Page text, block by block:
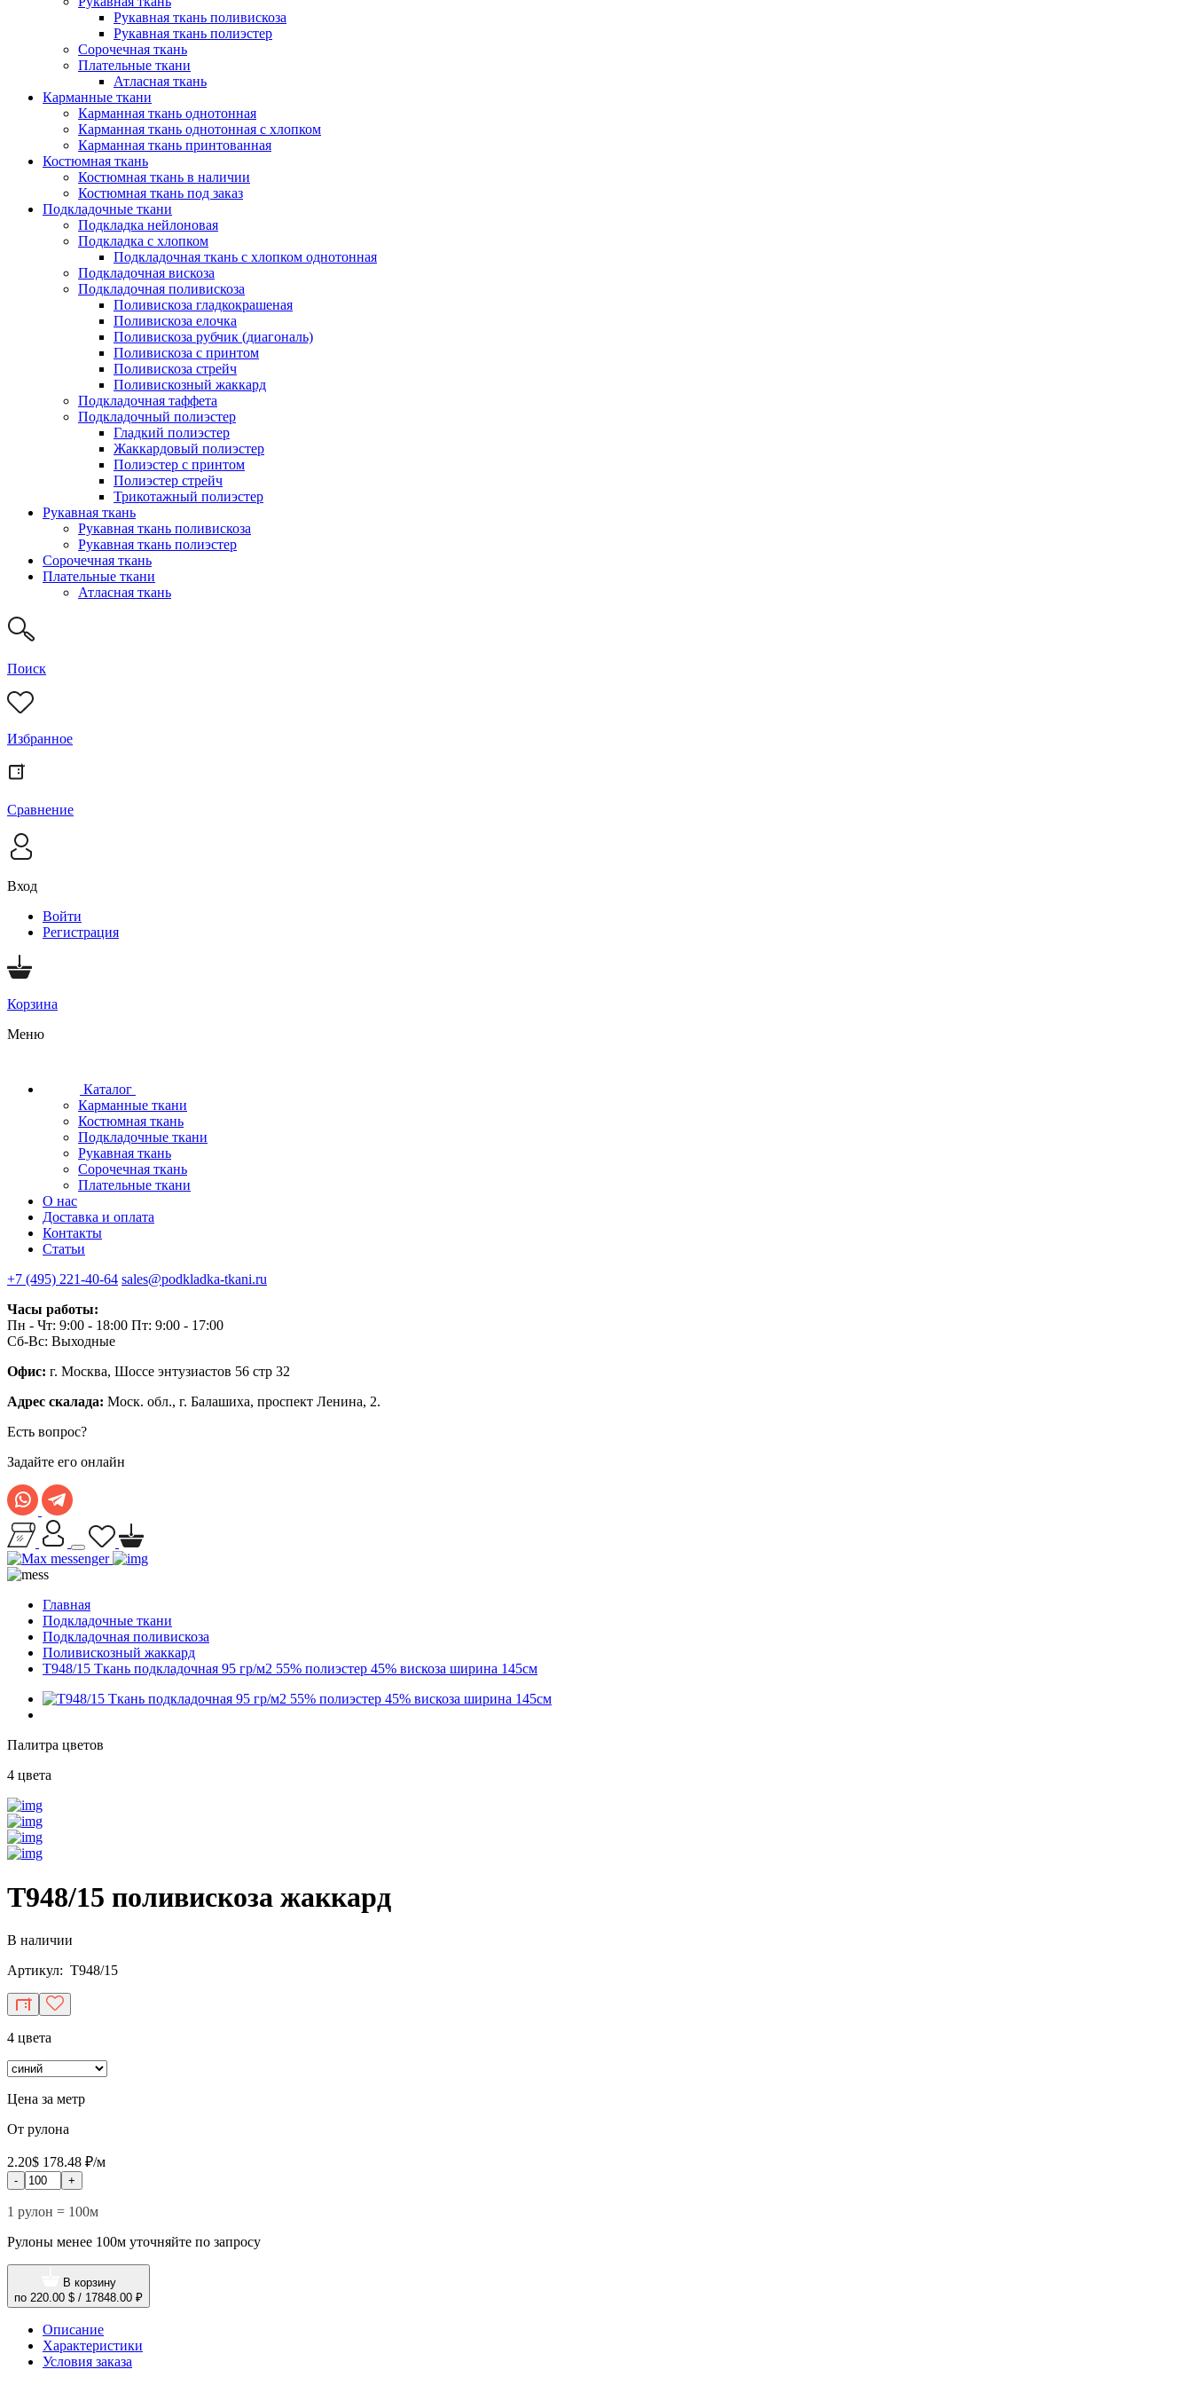
Рукавная ткань поливискоза
Рукавная ткань полиэстер
Сорочечная ткань
Плательные ткани
Атласная ткань
Карманные ткани
Карманная ткань однотонная
Карманная ткань однотонная с хлопком
Карманная ткань принтованная
Костюмная ткань
Костюмная ткань в наличии
Костюмная ткань под заказ
Подкладочные ткани
Подкладка нейлоновая
Подкладка с хлопком
Подкладочная ткань с хлопком однотонная
Подкладочная вискоза
Подкладочная поливискоза
Поливискоза гладкокрашеная
Поливискоза елочка
Поливискоза рубчик (диагональ)
Поливискоза с принтом
Поливискоза стрейч
Поливискозный жаккард
Подкладочная таффета
Подкладочный полиэстер
Гладкий полиэстер
Жаккардовый полиэстер
Полиэстер с принтом
Полиэстер стрейч
Трикотажный полиэстер
Рукавная ткань
Рукавная ткань поливискоза
Рукавная ткань полиэстер
Сорочечная ткань
Плательные ткани
Атласная ткань
Поиск
Избранное
Сравнение
Вход
Войти
Регистрация
Корзина
Меню
Каталог
Карманные ткани
Костюмная ткань
Подкладочные ткани
Рукавная ткань
Сорочечная ткань
Плательные ткани
О нас
Доставка и оплата
Контакты
Статьи
+7 (495) 221-40-64 sales@podkladka-tkani.ru
Часы работы:
Пн - Чт: 9:00 - 18:00 Пт: 9:00 - 17:00
Сб-Вс: Выходные
Офис: г. Москва, Шоссе энтузиастов 56 стр 32
Адрес скалада: Моск. обл., г. Балашиха, проспект Ленина, 2.
Есть вопрос?
Задайте его онлайн
Главная
Подкладочные ткани
Подкладочная поливискоза
Поливискозный жаккард
T948/15 Ткань подкладочная 95 гр/м2 55% полиэстер 45% вискоза ширина 145см
Палитра цветов
4 цвета
T948/15 поливискоза жаккард
В наличии
Артикул: T948/15
4 цвета
Цена за метр
От рулона
2.20$ 178.48 ₽/м
- +
1 рулон = 100м
Рулоны менее 100м уточняйте по запросу
В корзину
по 220.00 $ / 17848.00 ₽
Описание
Характеристики
Условия заказа